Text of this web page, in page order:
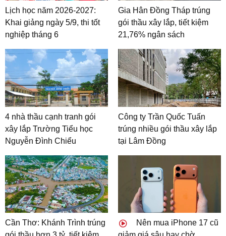
Lịch học năm 2026-2027:
Khai giảng ngày 5/9, thi tốt
nghiệp tháng 6
Gia Hân Đồng Tháp trúng
gói thầu xây lắp, tiết kiệm
21,76% ngân sách
4 nhà thầu cạnh tranh gói
xây lắp Trường Tiểu học
Nguyễn Đình Chiểu
Công ty Trần Quốc Tuấn
trúng nhiều gói thầu xây lắp
tại Lâm Đồng
Cần Thơ: Khánh Trình trúng
Nên mua iPhone 17 cũ